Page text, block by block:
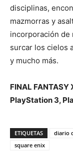
disciplinas,
mazmorras y
incorporación de
surcar los cielos
y mucho más.
FINAL FANTASY
PlayStation 3,
ETIQUETAS diario
square enix